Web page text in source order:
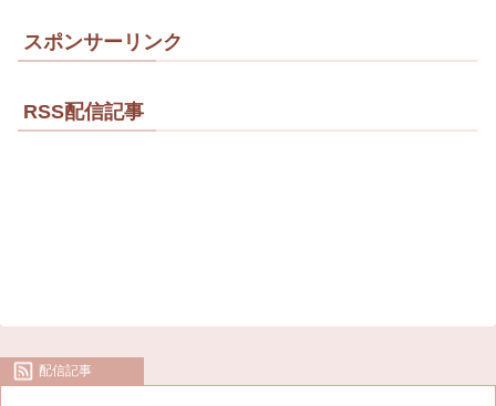
スポンサーリンク
RSS配信記事
配信記事